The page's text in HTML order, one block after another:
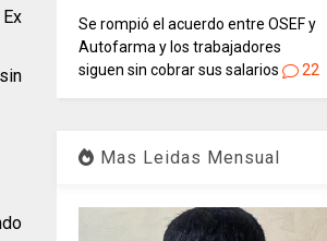
Se rompió el acuerdo entre OSEF y
Autofarma y los trabajadores
siguen sin cobrar sus salarios
22
Mas Leidas Mensual